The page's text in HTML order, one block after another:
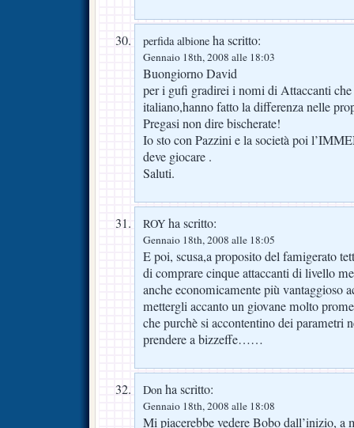
perfida albione ha scritto:
Gennaio 18th, 2008 alle 18:03
Buongiorno David
per i gufi gradirei i nomi di Attaccanti
italiano,hanno fatto la differenza nelle
Pregasi non dire bischerate!
Io sto con Pazzini e la società poi
deve giocare .
Saluti.
ROY ha scritto:
Gennaio 18th, 2008 alle 18:05
E poi, scusa,a proposito del famigerato
di comprare cinque attaccanti di livello
anche economicamente più vantaggioso
mettergli accanto un giovane molto
che purchè si accontentino dei parametri
prendere a bizzeffe……
Don ha scritto:
Gennaio 18th, 2008 alle 18:08
Mi piacerebbe vedere Bobo dall’inizio, a